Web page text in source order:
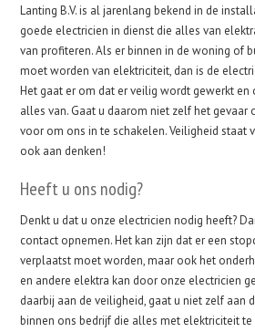
Lanting B.V. is al jarenlang bekend in de
goede electricien in dienst die alles van
van profiteren. Als er binnen in de woning of
moet worden van elektriciteit, dan is de
Het gaat er om dat er veilig wordt gewerkt
alles van. Gaat u daarom niet zelf het gevaar
voor om ons in te schakelen. Veiligheid staat
ook aan denken!
Heeft u ons nodig?
Denkt u dat u onze electricien nodig heeft?
contact opnemen. Het kan zijn dat er een
verplaatst moet worden, maar ook het
en andere elektra kan door onze electricien
daarbij aan de veiligheid, gaat u niet zelf aan
binnen ons bedrijf die alles met elektriciteit te